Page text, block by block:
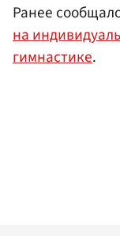
Ранее
на
гимнастике.